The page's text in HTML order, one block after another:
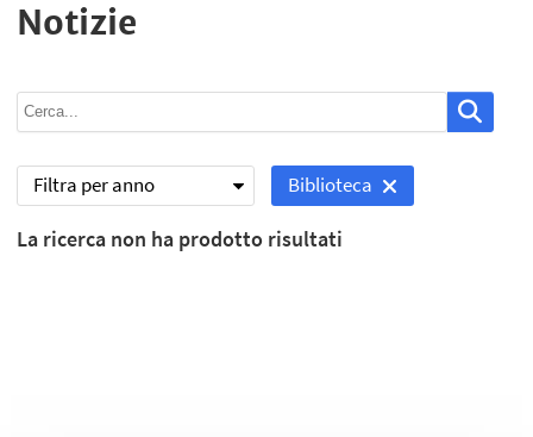
Notizie
Filtra per anno Biblioteca
La ricerca non ha prodotto risultati